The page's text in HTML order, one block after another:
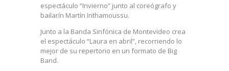
espectáculo “Invierno” junto al coreógrafo y
bailarín Martín Inthamoussu.
Junto a la Banda Sinfónica de Montevideo crea
el espectáculo “Laura en abril”, recorriendo lo
mejor de su repertorio en un formato de Big
Band.